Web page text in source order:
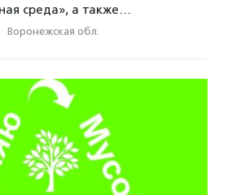
среда», а также…
· Воронежская обл.